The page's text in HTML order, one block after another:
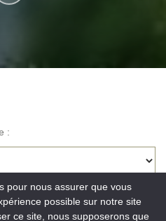
:
pour nous assurer que vous
possible sur notre site
ce site, nous supposerons que